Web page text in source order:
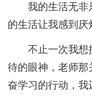
我的生活无非
的生活让我感到厌
不止一次我想
待的眼神，老师
奋学习的行动，我